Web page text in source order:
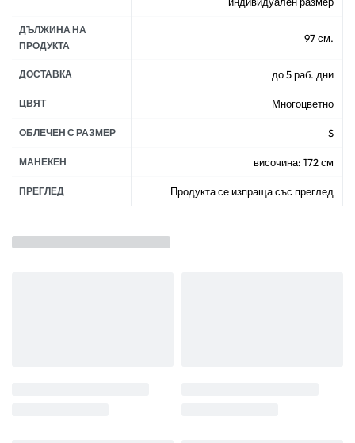
ДЪЛЖИНА НА
ПРОДУКТА
97 см.
ДОСТАВКА до 5 раб. дни
ЦВЯТ Многоцветно
ОБЛЕЧЕН С РАЗМЕР S
МАНЕКЕН височина: 172 см
ПРЕГЛЕД Продукта се изпраща със преглед